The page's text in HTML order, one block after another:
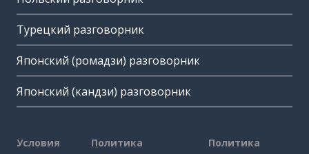
Турецкий разговорник
Японский (ромадзи) разговорник
Японский (кандзи) разговорник
Условия
Политика
Политика